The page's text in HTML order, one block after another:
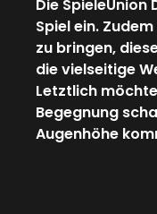
Die
Spiel ein.
zu bringen,
die vielseitige
Letztlich
Begegnung
Augenhöhe